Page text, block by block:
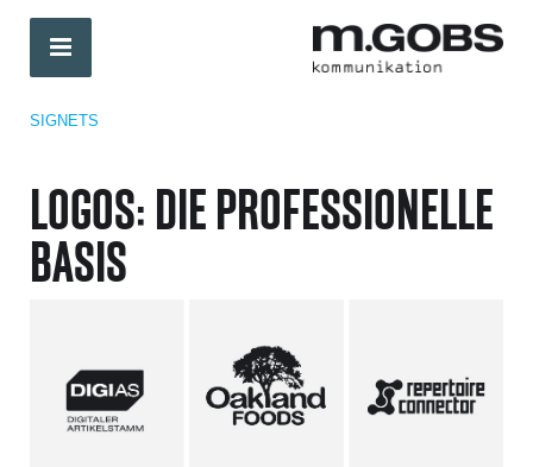
SIGNETS
LOGOS: DIE PROFESSIONELLE
BASIS